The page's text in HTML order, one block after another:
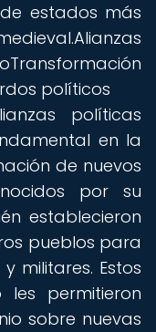
estados más
políticos
políticas
en la
de nuevos
por su
establecieron
pueblos para
militares. Estos
permitieron
sobre nuevas